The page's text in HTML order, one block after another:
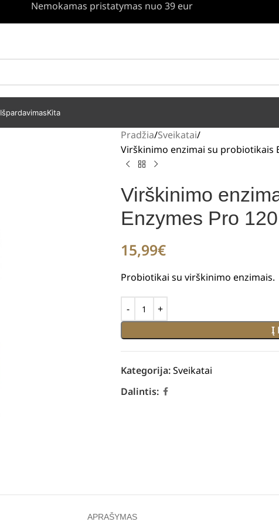
Nemokamas pristatymas nuo 39 eur
IšpardavimasKita
Pradžia Sveikatai
Virškinimo enzimai su probiotikais
Virškinimo
Enzymes Pro
15,99€
Probiotikai su virškinimo enzimais.
Į
Kategorija:Sveikatai
Dalintis:
APRAŠYMAS